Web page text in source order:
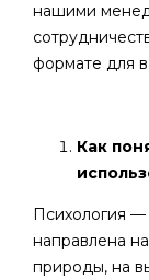
нашими
формате для
Как
Психология —
направлена
природы, на